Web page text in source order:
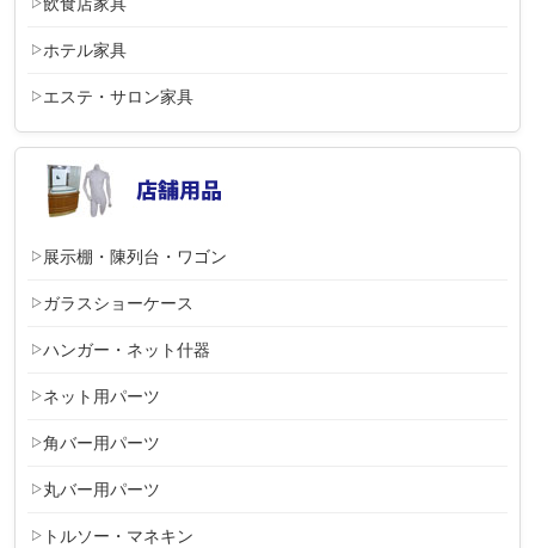
ホテル家具
エステ・サロン家具
展示棚・陳列台・ワゴン
ガラスショーケース
ハンガー・ネット什器
ネット用パーツ
角バー用パーツ
丸バー用パーツ
トルソー・マネキン